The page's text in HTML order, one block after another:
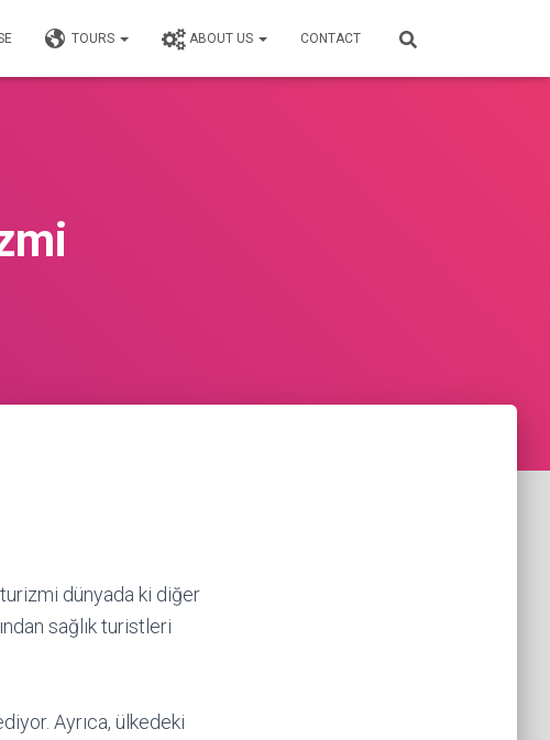
TOURS ABOUT US CONTACT
turizmi dünyada ki diğer
sağlık turistleri
Ayrıca, ülkedeki